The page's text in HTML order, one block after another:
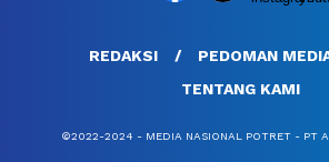
REDAKSI
PEDOMAN
TENTANG KAMI
©2022-2024 - MEDIA NASIONAL POTRET - PT